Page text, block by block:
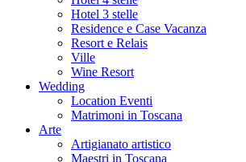
Hotel 3 stelle
Residence e Case Vacanza
Resort e Relais
Ville
Wine Resort
Wedding
Location Eventi
Matrimoni in Toscana
Arte
Artigianato artistico
Maestri in Toscana